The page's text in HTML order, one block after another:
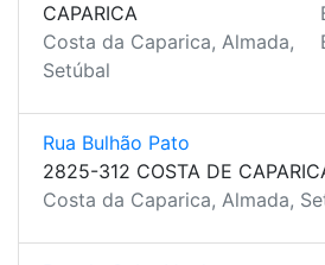
CAPARICA
Costa da Caparica, Almada,
Setúbal
Rua Bulhão Pato
2825-312 COSTA DE
Costa da Caparica, Almada,